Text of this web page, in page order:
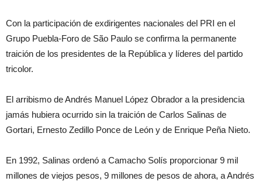
Con la participación de exdirigentes nacionales del PRI en el
Grupo Puebla-Foro de São Paulo se confirma la permanente
traición de los presidentes de la República y líderes del partido
tricolor.
El arribismo de Andrés Manuel López Obrador a la presidencia
jamás hubiera ocurrido sin la traición de Carlos Salinas de
Gortari, Ernesto Zedillo Ponce de León y de Enrique Peña Nieto.
En 1992, Salinas ordenó a Camacho Solís proporcionar 9 mil
millones de viejos pesos, 9 millones de pesos de ahora, a Andrés